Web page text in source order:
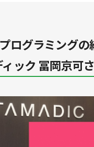
ログラミング
ック 冨岡京可